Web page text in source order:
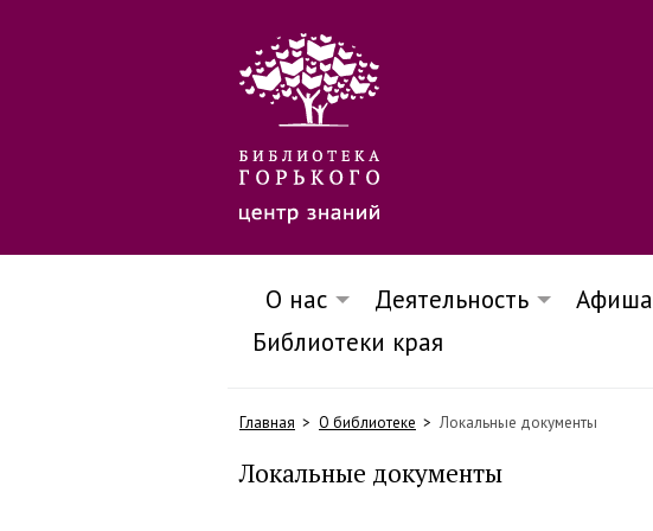
О нас Деятельность Афиша
Библиотеки края
Главная О библиотеке Локальные документы
Локальные документы